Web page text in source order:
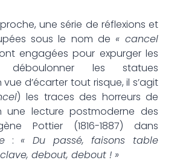
une série de réflexions et
sous le nom de « cancel
engagées pour expurger les
les statues
d’écarter tout risque, il s’agit
) les traces des horreurs de
une lecture postmoderne des
Pottier (1816-1887) dans
: « Du passé, faisons table
debout, debout ! »